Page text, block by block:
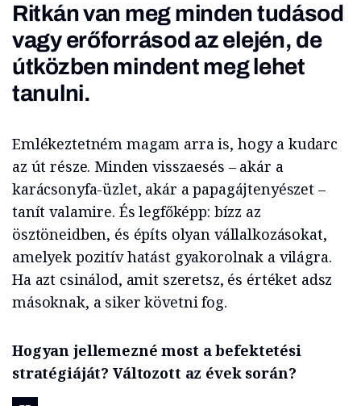
Ritkán van meg minden tudásod
vagy erőforrásod az elején, de
útközben mindent meg lehet
tanulni.
Emlékeztetném magam arra is, hogy a kudarc
az út része. Minden visszaesés – akár a
karácsonyfa-üzlet, akár a papagájtenyészet –
tanít valamire. És legfőképp: bízz az
ösztöneidben, és építs olyan vállalkozásokat,
amelyek pozitív hatást gyakorolnak a világra.
Ha azt csinálod, amit szeretsz, és értéket adsz
másoknak, a siker követni fog.
Hogyan jellemezné most a befektetési
stratégiáját? Változott az évek során?